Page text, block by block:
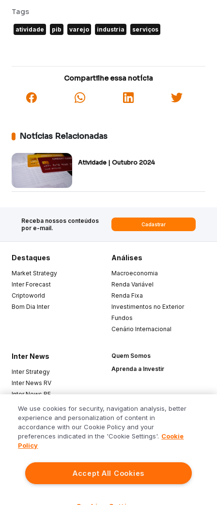
Tags
atividade pib varejo industria serviços
Compartilhe essa notícia
Notícias Relacionadas
Atividade | Outubro 2024
Receba nossos conteúdos
por e-mail.
Cadastrar
Siga o Inter
Destaques
Market Strategy
Inter Forecast
Criptoworld
Bom Dia Inter
Análises
Macroeconomia
Renda Variável
Renda Fixa
Investimentos no Exterior
Fundos
Cenário Internacional
Inter News
Inter Strategy
Inter News RV
Inter News RF
Top Funds
Quem Somos
Aprenda a Investir
Baixe o app
We use cookies for security, navigation analysis, better
experience and personalization of content in
accordance with our Cookie Policy and your
preferences indicated in the 'Cookie Settings'. Cookie
Policy
Accept All Cookies